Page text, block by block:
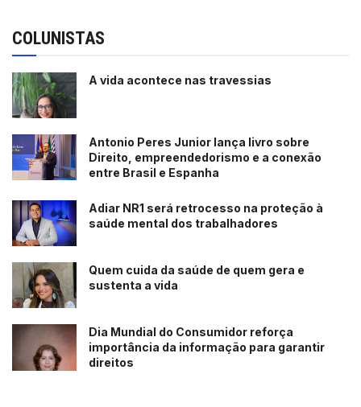
COLUNISTAS
A vida acontece nas travessias
Antonio Peres Junior lança livro sobre
Direito, empreendedorismo e a conexão
entre Brasil e Espanha
Adiar NR1 será retrocesso na proteção à
saúde mental dos trabalhadores
Quem cuida da saúde de quem gera e
sustenta a vida
Dia Mundial do Consumidor reforça
importância da informação para garantir
direitos